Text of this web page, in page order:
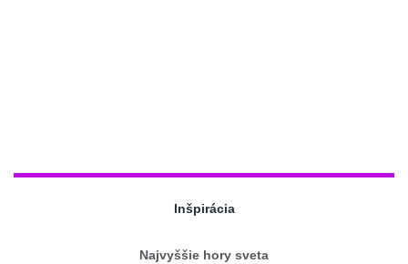
Inšpirácia
Najvyššie hory sveta